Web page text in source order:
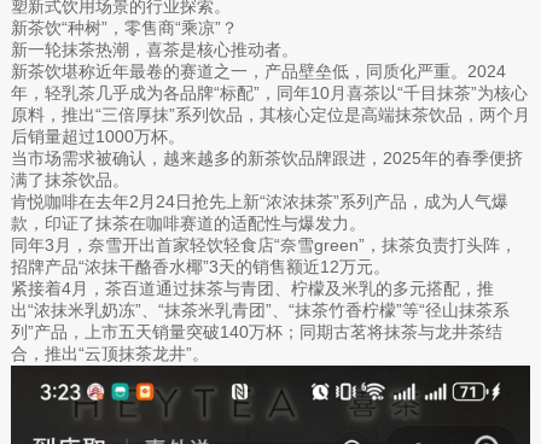
塑新式饮用场景的行业探索。
新茶饮“种树”，零售商“乘凉”？
新一轮抹茶热潮，喜茶是核心推动者。
新茶饮堪称近年最卷的赛道之一，产品壁垒低，同质化严重。2024
年，轻乳茶几乎成为各品牌“标配”，同年10月喜茶以“千目抹茶”为核心
原料，推出“三倍厚抹”系列饮品，其核心定位是高端抹茶饮品，两个月
后销量超过1000万杯。
当市场需求被确认，越来越多的新茶饮品牌跟进，2025年的春季便挤
满了抹茶饮品。
肯悦咖啡在去年2月24日抢先上新“浓浓抹茶”系列产品，成为人气爆
款，印证了抹茶在咖啡赛道的适配性与爆发力。
同年3月，奈雪开出首家轻饮轻食店“奈雪green”，抹茶负责打头阵，
招牌产品“浓抹干酪香水椰”3天的销售额近12万元。
紧接着4月，茶百道通过抹茶与青团、柠檬及米乳的多元搭配，推
出“浓抹米乳奶冻”、“抹茶米乳青团”、“抹茶竹香柠檬”等“径山抹茶系
列”产品，上市五天销量突破140万杯；同期古茗将抹茶与龙井茶结
合，推出“云顶抹茶龙井”。